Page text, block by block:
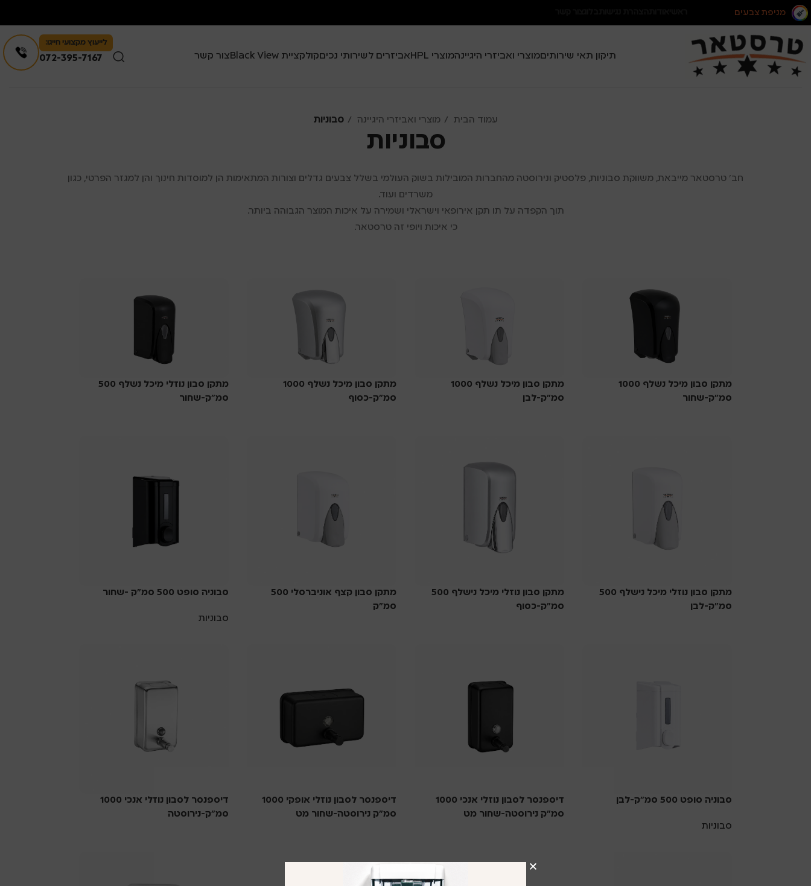
מניפת צבעים
תיקון תאי שירותיםמוצרי ואביזרי היגיינהמוצרי HPL אביזרים לשירותי נכיםקולקציית Black View צור קשר
לייעוץ מקצועי חייגו:
072-395-7167
עמוד הבית מוצרי ואביזרי היגיינה סבוניות
סבוניות
חב’ טרסטאר מייבאת, משווקת סבוניות, פלסטיק ונירוסטה מהחברות המובילות בשוק העולמי בשלל צבעים גדלים וצורות המתאימות הן למוסדות חינוך והן למגזר הפרטי, כגון
משרדים ועוד.
תוך הקפדה על תו תקן אירופאי וישראלי ושמירה על איכות המוצר הגבוהה ביותר.
כי איכות ויופי זה טרסטאר.
מתקן סבון מיכל נשלף 1000
סמ”ק-שחור
מתקן סבון מיכל נשלף 1000
סמ”ק-לבן
מתקן סבון מיכל נשלף 1000
סמ”ק-כסוף
מתקן סבון נוזלי מיכל נשלף 500
סמ”ק-שחור
מתקן סבון נוזלי מיכל נישלף 500
סמ”ק-לבן
מתקן סבון נוזלי מיכל נישלף 500
סמ”ק-כסוף
מתקן סבון קצף אוניברסלי 500
סמ”ק
סבוניה סופט 500 סמ”ק -שחור
סבוניות
סבוניה סופט 500 סמ”ק-לבן
סבוניות
דיספנסר לסבון נוזלי אנכי 1000
סמ”ק נירוסטה-שחור מט
דיספנסר לסבון נוזלי אופקי 1000
סמ”ק נירוסטה-שחור מט
דיספנסר לסבון נוזלי אנכי 1000
סמ”ק-נירוסטה